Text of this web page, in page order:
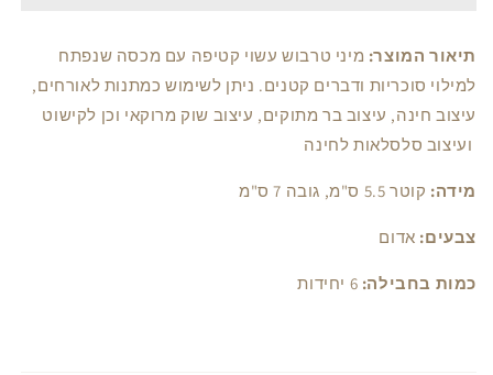
תיאור המוצר: מיני טרבוש עשוי קטיפה עם מכסה שנפתח
למילוי סוכריות ודברים קטנים. ניתן לשימוש כמתנות לאורחים,
עיצוב חינה, עיצוב בר מתוקים, עיצוב שוק מרוקאי וכן לקישוט
ועיצוב סלסלאות לחינה
מידה: קוטר 5.5 ס"מ, גובה 7 ס"מ
צבעים: אדום
כמות בחבילה: